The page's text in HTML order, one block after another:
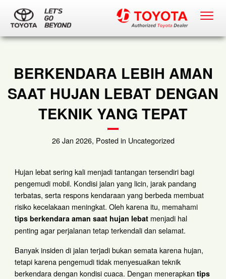
BERKENDARA LEBIH AMAN
SAAT HUJAN LEBAT DENGAN
TEKNIK YANG TEPAT
26 Jan 2026, Posted in Uncategorized
Hujan lebat sering kali menjadi tantangan tersendiri bagi
pengemudi mobil. Kondisi jalan yang licin, jarak pandang
terbatas, serta respons kendaraan yang berbeda membuat
risiko kecelakaan meningkat. Oleh karena itu, memahami
tips berkendara aman saat hujan lebat menjadi hal
penting agar perjalanan tetap terkendali dan selamat.
Banyak insiden di jalan terjadi bukan semata karena hujan,
tetapi karena pengemudi tidak menyesuaikan teknik
berkendara dengan kondisi cuaca. Dengan menerapkantips